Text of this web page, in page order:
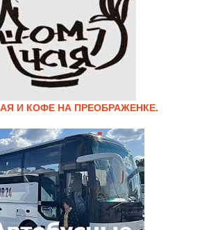
И КОФЕ НА ПРЕОБРАЖЕНКЕ.